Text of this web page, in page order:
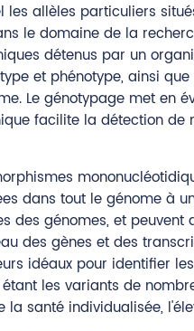
allèles particuliers
le domaine de la
détenus par un
et phénotype, ainsi
Le génotypage met
facilite la détection
dans tout le génome à
des génomes, et
des gènes et des
idéaux pour identifier
les variants de
santé individualisée,